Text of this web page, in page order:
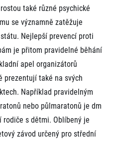
partneři
také různé psychické
se významně zatěžuje
Nejlepší prevencí proti
je přitom pravidelné běhání
apel organizátorů
prezentují také na svých
Například pravidelným
nebo půlmaratonů je dm
s dětmi. Oblíbený je
závod určený pro střední